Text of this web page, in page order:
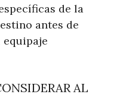
de la
antes de
equipaje
AL